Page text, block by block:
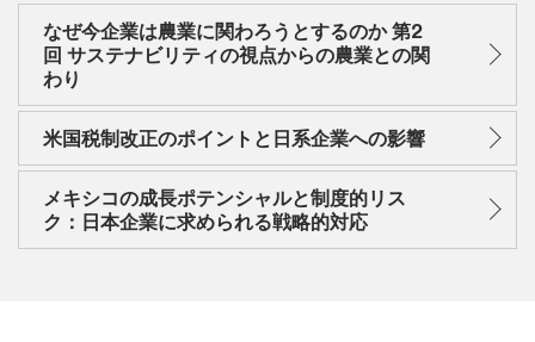
なぜ今企業は農業に関わろうとするのか 第2
回 サステナビリティの視点からの農業との関
わり
米国税制改正のポイントと日系企業への影響
メキシコの成長ポテンシャルと制度的リス
ク：日本企業に求められる戦略的対応